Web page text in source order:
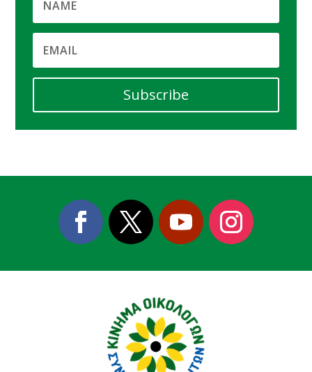
Subscribe